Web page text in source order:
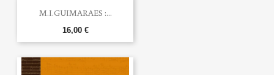
M.I.GUIMARAES :...
16,00 €